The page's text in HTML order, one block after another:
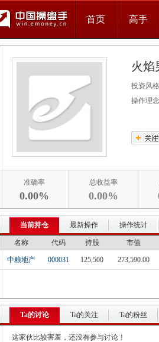
首页 高手
火焰
投资风格
操作理念
准确率
0.00%
总收益率
0.00%
当前持仓 最新操作 操作统计
名称 代码 持股 市值
中粮地产 000031 125,500 273,590.00
Ta的讨论 Ta的关注 Ta的粉丝
这家伙比较害羞，还没有参与讨论！